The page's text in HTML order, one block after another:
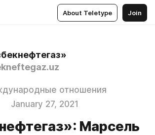
About Teletype Join
отношения
January 27, 2021
Марсель